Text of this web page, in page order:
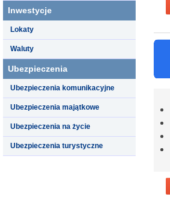
Inwestycje
Lokaty
Waluty
Ubezpieczenia
Ubezpieczenia komunikacyjne
Ubezpieczenia majątkowe
Ubezpieczenia na życie
Ubezpieczenia turystyczne